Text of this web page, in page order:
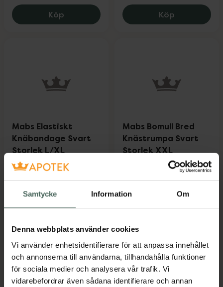
Samtycke Information Om
Denna webbplats använder cookies
Vi använder enhetsidentifierare för att anpassa innehållet
och annonserna till användarna, tillhandahålla funktioner
för sociala medier och analysera vår trafik. Vi
vidarebefordrar även sådana identifierare och annan
Köp Mabs Stödbandage Rygg One Size,
Köp Mabs
Mabs Elastiskt
Knäbandage Svart
Storlek L/XL
Stöd för knäleden 1 st
Medicinsteknisk produkt
Köp Mabs Elastiskt Knäbandage Svart
Mabs Bomull Bred
Knästrumpa Svart
Storlek XXL
Kompressionsstrumpa 1